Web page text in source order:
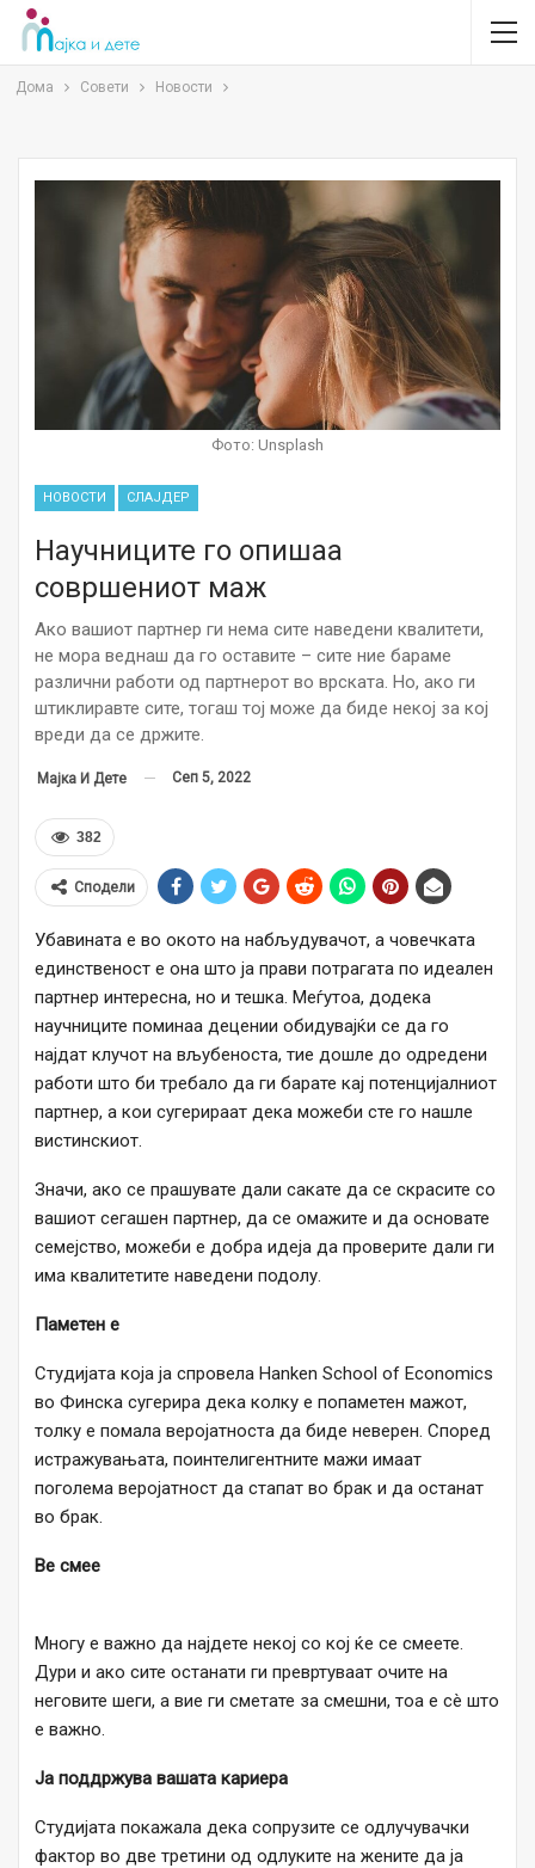
Дома Совети Новости
Фото: Unsplash
НОВОСТИ СЛАЈДЕР
Научниците го опишаа
совршениот маж
Ако вашиот партнер ги нема сите наведени квалитети,
не мора веднаш да го оставите – сите ние бараме
различни работи од партнерот во врската. Но, ако ги
штиклиравте сите, тогаш тој може да биде некој за кој
вреди да се држите.
Мајка И Дете Сеп 5, 2022
382
Сподели
Убавината е во окото на набљудувачот, а човечката
единственост е она што ја прави потрагата по идеален
партнер интересна, но и тешка. Меѓутоа, додека
научниците поминаа децении обидувајќи се да го
најдат клучот на вљубеноста, тие дошле до одредени
работи што би требало да ги барате кај потенцијалниот
партнер, а кои сугерираат дека можеби сте го нашле
вистинскиот.
Значи, ако се прашувате дали сакате да се скрасите со
вашиот сегашен партнер, да се омажите и да основате
семејство, можеби е добра идеја да проверите дали ги
има квалитетите наведени подолу.
Паметен е
Студијата која ја спровела Hanken School of Economics
во Финска сугерира дека колку е попаметен мажот,
толку е помала веројатноста да биде неверен. Според
истражувањата, поинтелигентните мажи имаат
поголема веројатност да стапат во брак и да останат
во брак.
Ве смее
Многу е важно да најдете некој со кој ќе се смеете.
Дури и ако сите останати ги превртуваат очите на
неговите шеги, а вие ги сметате за смешни, тоа е сè што
е важно.
Ја поддржува вашата кариера
Студијата покажала дека сопрузите се одлучувачки
фактор во две третини од одлуките на жените да ја